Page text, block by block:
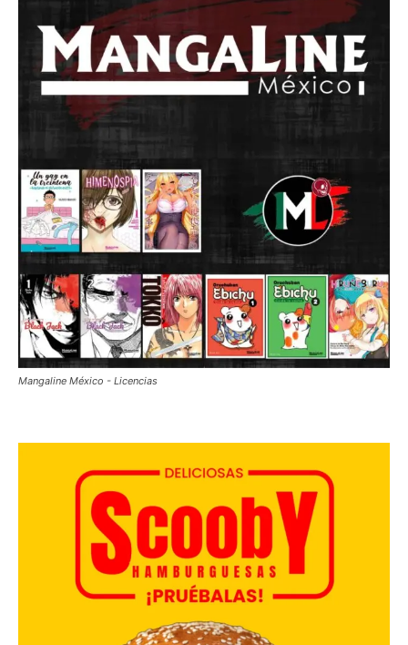
Mangaline México - Licencias